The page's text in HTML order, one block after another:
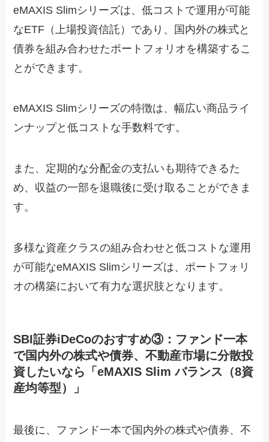
eMAXIS Slimシリーズは、低コストで運用が可能
なETF（上場投資信託）であり、国内外の株式と
債券を組み合わせたポートフォリオを構築するこ
とができます。
eMAXIS Slimシリーズの特徴は、幅広い商品ライ
ンナップと低コストな手数料です。
また、定期的な分配金の支払いも期待できるた
め、収益の一部を退職後に受け取ることができま
す。
多様な資産クラスの組み合わせと低コストな運用
が可能なeMAXIS Slimシリーズは、ポートフォリ
オの構築において有力な選択肢となります。
SBI証券iDeCoのおすすめ③：ファンド一本
で国内外の株式や債券、不動産市場に分散投
資したいなら「eMAXIS Slim バランス（8資
産均等型）」
最後に、ファンド一本で国内外の株式や債券、不